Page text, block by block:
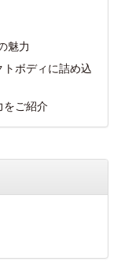
魅力
ボディに詰め込
をご紹介